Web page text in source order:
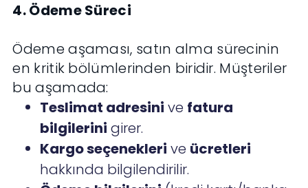
4. Ödeme Süreci
Ödeme aşaması, satın alma sürecinin
en kritik bölümlerinden biridir. Müşteriler
bu aşamada:
Teslimat adresini ve fatura
bilgilerini girer.
Kargo seçenekleri ve ücretleri
hakkında bilgilendirilir.